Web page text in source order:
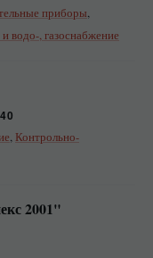
приборы,
водо-, газоснабжение
, Контрольно-
2001"